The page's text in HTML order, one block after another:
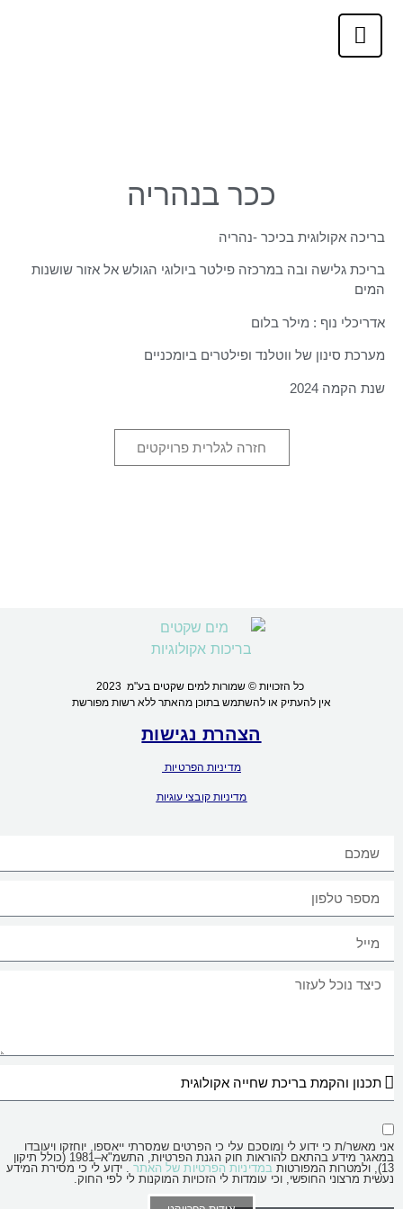
ככר בנהריה
בריכה אקולוגית בכיכר -נהריה
בריכת גלישה ובה במרכזה פילטר ביולוגי הגולש אל אזור שושנות
המים
אדריכלי נוף : מילר בלום
מערכת סינון של ווטלנד ופילטרים ביומכניים
שנת הקמה 2024
חזרה לגלרית פרויקטים
כל הזכויות © שמורות למים שקטים בע"מ 2023
אין להעתיק או להשתמש בתוכן מהאתר ללא רשות מפורשת
הצהרת נגישות
מדיניות הפרטיות
מדיניות קובצי עוגיות
אני מאשר/ת כי ידוע לי ומוסכם עלי כי הפרטים שמסרתי ייאספו, יוחזקו ויעובדו
במאגר מידע בהתאם להוראות חוק הגנת הפרטיות, התשמ"א–1981 (כולל תיקון
13), ולמטרות המפורטות
במדיניות הפרטיות של האתר . ידוע לי כי מסירת המידע
נעשית מרצוני החופשי, וכי עומדות לי הזכויות המוקנות לי לפי החוק.